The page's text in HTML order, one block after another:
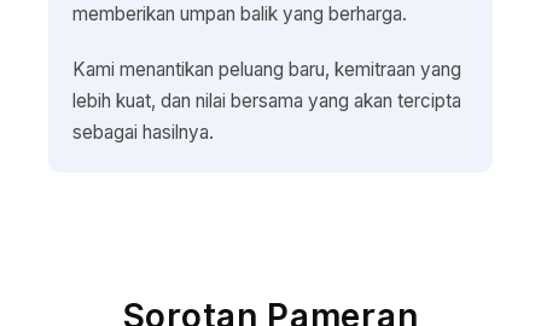
memberikan umpan balik yang berharga.
Kami menantikan peluang baru, kemitraan yang
lebih kuat, dan nilai bersama yang akan tercipta
sebagai hasilnya.
Sorotan Pameran